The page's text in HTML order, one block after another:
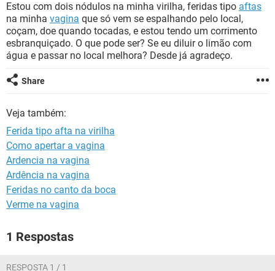
BEM-ESTAR
SEXUALIDADE
GLOSSÁRIO
Estou com dois nódulos na minha virilha, feridas tipo aftas
na minha vagina que só vem se espalhando pelo local,
coçam, doe quando tocadas, e estou tendo um corrimento
esbranquiçado. O que pode ser? Se eu diluir o limão com
água e passar no local melhora? Desde já agradeço.
Share
Veja também:
Ferida tipo afta na virilha
Como apertar a vagina
Ardencia na vagina
Ardência na vagina
Feridas no canto da boca
Verme na vagina
1 Respostas
RESPOSTA 1 / 1